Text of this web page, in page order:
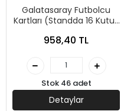
Galatasaray Futbolcu
Kartları (Standda 16 Kutu-
Fiyatı 59,90 TL)-Mythos
958,40 TL
Stok 46 adet
Detaylar